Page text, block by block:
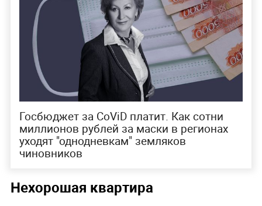
Госбюджет за CoViD платит. Как сотни
миллионов рублей за маски в регионах
уходят "однодневкам" земляков
чиновников
Нехорошая квартира